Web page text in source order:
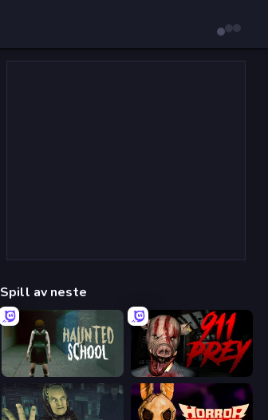
Spill av neste
Haunted School 911: Prey